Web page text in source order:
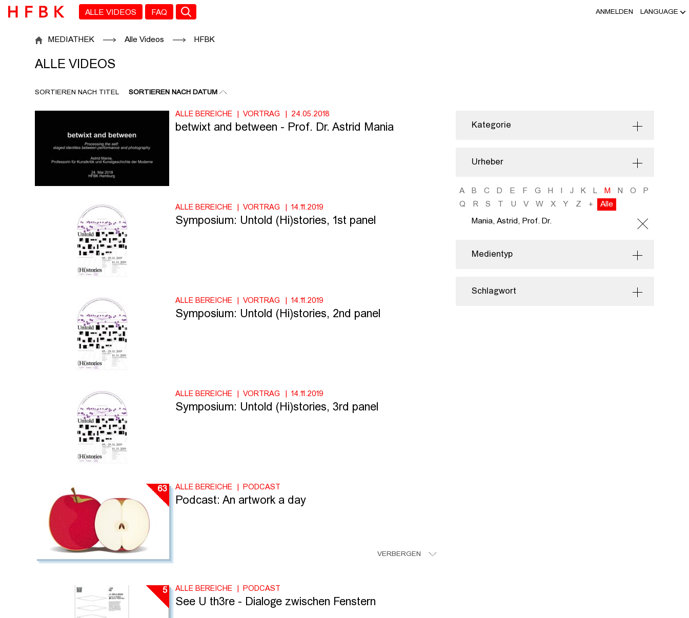
Zu den Filtern
Zur Metanavigation
Zur Hauptnavigation
Zur Suche
Zum Inhalt
Zum Seitenfuss ANMELDEN LANGUAGE
ALLE VIDEOS FAQ
ALLE VIDEOS
MEDIATHEK Alle Videos HFBK
ALLE VIDEOS
SORTIEREN NACH TITEL SORTIEREN NACH DATUM
Kategorie
Urheber
A B C D E F G H J K L M N O
P
Q
R S U V W X Y Z + Alle
Mania, Astrid, Prof. Dr.
Medientyp
Schlagwort
ALLE BEREICHE VORTRAG 24.05.2018
betwixt and between - Prof. Dr. Astrid Mania
ALLE BEREICHE VORTRAG 14.11.2019
Symposium: Untold (Hi)stories, 1st panel
ALLE BEREICHE VORTRAG 14.11.2019
Symposium: Untold (Hi)stories, 2nd panel
ALLE BEREICHE VORTRAG 14.11.2019
Symposium: Untold (Hi)stories, 3rd panel
63 ALLE BEREICHE PODCAST
Podcast: An artwork a day
VERBERGEN
5 ALLE BEREICHE PODCAST
See U th3re - Dialoge zwischen Fenstern